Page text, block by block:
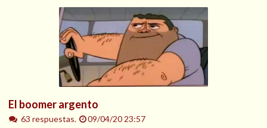
El boomer argento
63 respuestas.
09/04/20 23:57